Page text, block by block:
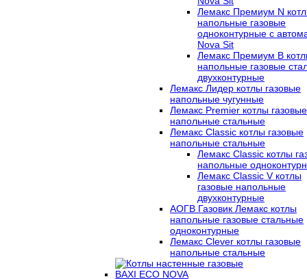
Лемакс Премиум N
напольные газовые
одноконтурные c
Nova Sit
Лемакс Премиум B
напольные газовые
двухконтурные
Лемакс Лидер котлы газовые
напольные чугунные
Лемакс Premier котлы газовые
напольные стальные
Лемакс Classic котлы газовые
напольные стальные
Лемакс Classic котлы
напольные
Лемакс Classic V котлы
газовые напольные
двухконтурные
АОГВ Газовик Лемакс котлы
напольные газовые стальные
одноконтурные
Лемакс Clever котлы газовые
напольные стальные